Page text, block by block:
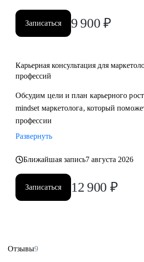
Записаться 9 900 ₽
Карьерная консультация для
профессий
Обсудим цели и план карьерного
mindset маркетолога, который
профессии
Развернуть
Ближайшая запись7 августа 2026
Записаться 12 900 ₽
Отзывы9